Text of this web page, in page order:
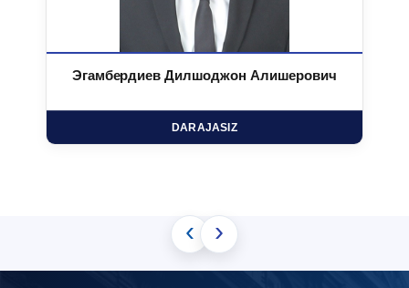
Эгамбердиев Дилшоджон Алишерович
DARAJASIZ
‹ ›